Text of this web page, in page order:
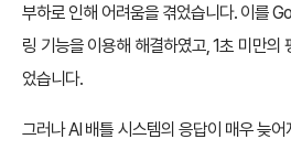
부하로 인해 어려움을 겪었습니다. 이를
링 기능을 이용해 해결하였고, 1초 미만의
었습니다.
그러나 AI 배틀 시스템의 응답이 매우 늦